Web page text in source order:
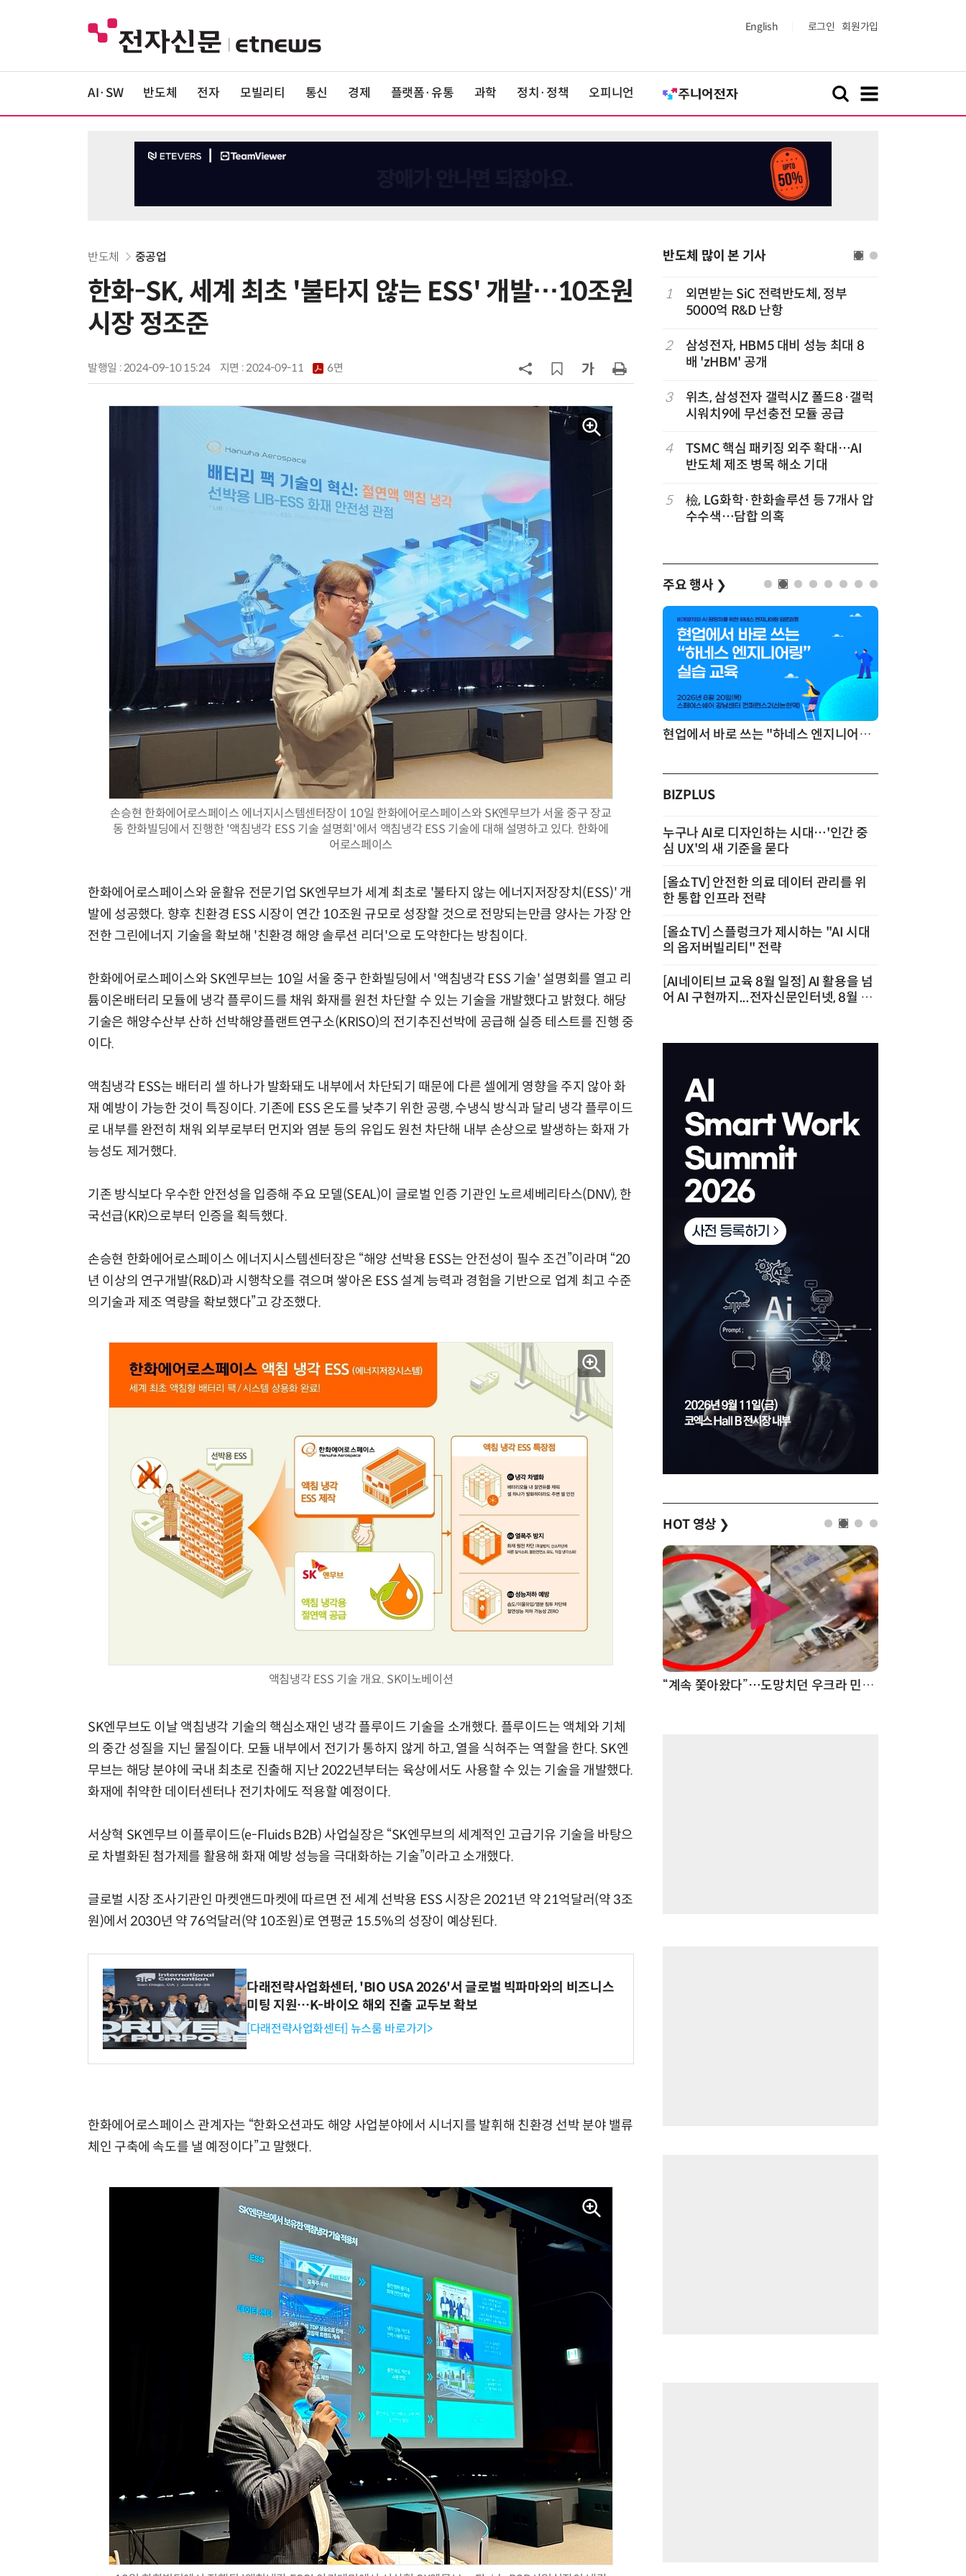
English 로그인 회원가입
AI·SW 반도체 전자 모빌리티 통신 경제 플랫폼·유통 과학 정치·정책 오피니언
반도체 중공업
한화-SK, 세계 최초 '불타지 않는 ESS' 개발…10조원
시장 정조준
발행일 : 2024-09-10 15:24 지면 :2024-09-11 6면
손승현 한화에어로스페이스 에너지시스템센터장이 10일 한화에어로스페이스와 SK엔무브가 서울 중구 장교
동 한화빌딩에서 진행한 '액침냉각 ESS 기술 설명회'에서 액침냉각 ESS 기술에 대해 설명하고 있다. 한화에
어로스페이스
한화에어로스페이스와 윤활유 전문기업 SK엔무브가 세계 최초로 '불타지 않는 에너지저장장치(ESS)' 개
발에 성공했다. 향후 친환경 ESS 시장이 연간 10조원 규모로 성장할 것으로 전망되는만큼 양사는 가장 안
전한 그린에너지 기술을 확보해 '친환경 해양 솔루션 리더'으로 도약한다는 방침이다.
한화에어로스페이스와 SK엔무브는 10일 서울 중구 한화빌딩에서 '액침냉각 ESS 기술' 설명회를 열고 리
튬이온배터리 모듈에 냉각 플루이드를 채워 화재를 원천 차단할 수 있는 기술을 개발했다고 밝혔다. 해당
기술은 해양수산부 산하 선박해양플랜트연구소(KRISO)의 전기추진선박에 공급해 실증 테스트를 진행 중
이다.
액침냉각 ESS는 배터리 셀 하나가 발화돼도 내부에서 차단되기 때문에 다른 셀에게 영향을 주지 않아 화
재 예방이 가능한 것이 특징이다. 기존에 ESS 온도를 낮추기 위한 공랭, 수냉식 방식과 달리 냉각 플루이드
로 내부를 완전히 채워 외부로부터 먼지와 염분 등의 유입도 원천 차단해 내부 손상으로 발생하는 화재 가
능성도 제거했다.
기존 방식보다 우수한 안전성을 입증해 주요 모델(SEAL)이 글로벌 인증 기관인 노르셰베리타스(DNV), 한
국선급(KR)으로부터 인증을 획득했다.
손승현 한화에어로스페이스 에너지시스템센터장은 “해양 선박용 ESS는 안전성이 필수 조건”이라며 “20
년 이상의 연구개발(R&D)과 시행착오를 겪으며 쌓아온 ESS 설계 능력과 경험을 기반으로 업계 최고 수준
의기술과 제조 역량을 확보했다”고 강조했다.
액침냉각 ESS 기술 개요. SK이노베이션
SK엔무브도 이날 액침냉각 기술의 핵심소재인 냉각 플루이드 기술을 소개했다. 플루이드는 액체와 기체
의 중간 성질을 지닌 물질이다. 모듈 내부에서 전기가 통하지 않게 하고, 열을 식혀주는 역할을 한다. SK엔
무브는 해당 분야에 국내 최초로 진출해 지난 2022년부터는 육상에서도 사용할 수 있는 기술을 개발했다.
화재에 취약한 데이터센터나 전기차에도 적용할 예정이다.
서상혁 SK엔무브 이플루이드(e-Fluids B2B) 사업실장은 “SK엔무브의 세계적인 고급기유 기술을 바탕으
로 차별화된 첨가제를 활용해 화재 예방 성능을 극대화하는 기술”이라고 소개했다.
글로벌 시장 조사기관인 마켓앤드마켓에 따르면 전 세계 선박용 ESS 시장은 2021년 약 21억달러(약 3조
원)에서 2030년 약 76억달러(약 10조원)로 연평균 15.5%의 성장이 예상된다.
다래전략사업화센터, 'BIO USA 2026'서 글로벌 빅파마와의 비즈니스
미팅 지원…K-바이오 해외 진출 교두보 확보
[다래전략사업화센터] 뉴스룸 바로가기>
한화에어로스페이스 관계자는 “한화오션과도 해양 사업분야에서 시너지를 발휘해 친환경 선박 분야 밸류
체인 구축에 속도를 낼 예정이다”고 말했다.
반도체 많이 본 기사
6
“AI, 빛으로 通한다”…25일 전자신
솔루션, 광 통신 솔루션 수직 계열
화…'실리콘 포토닉스·CPO 집중 공
분기 사상 최대 매출
9
[사설] 차세대 전력반도체 R&D, 참
여 대기업 파격 혜택 줘라
10
소프트피브이·성균관대, 실내용 3차
원 구형 태양전지 IEC 국제표준 개발
과제 공식 승인
1
외면받는 SiC 전력반도체, 정부
5000억 R&D 난항
2
삼성전자, HBM5 대비 성능 최대 8
배 'zHBM' 공개
3
위츠, 삼성전자 갤럭시Z 폴드8·갤럭
시워치9에 무선충전 모듈 공급
4
TSMC 핵심 패키징 외주 확대…AI
반도체 제조 병목 해소 기대
5
檢, LG화학·한화솔루션 등 7개사 압
수수색…담합 의혹
주요 행사 ❯
현업에서 바로 쓰는 "하네스 엔지니어링" 실습 교육
BIZPLUS
누구나 AI로 디자인하는 시대…'인간 중
심 UX'의 새 기준을 묻다
[올쇼TV] 안전한 의료 데이터 관리를 위
한 통합 인프라 전략
[올쇼TV] 스플렁크가 제시하는 "AI 시대
의 옵저버빌리티" 전략
[AI네이티브 교육 8월 일정] AI 활용을 넘
어 AI 구현까지...전자신문인터넷, 8월 실
HOT 영상 ❯
거미줄 쏘고 자동 회수까지…현실판 스파이더맨 웹 슈터 “계속 쫓아왔다”…도망치던 우크라 민간인 공격한 러 자폭 드론